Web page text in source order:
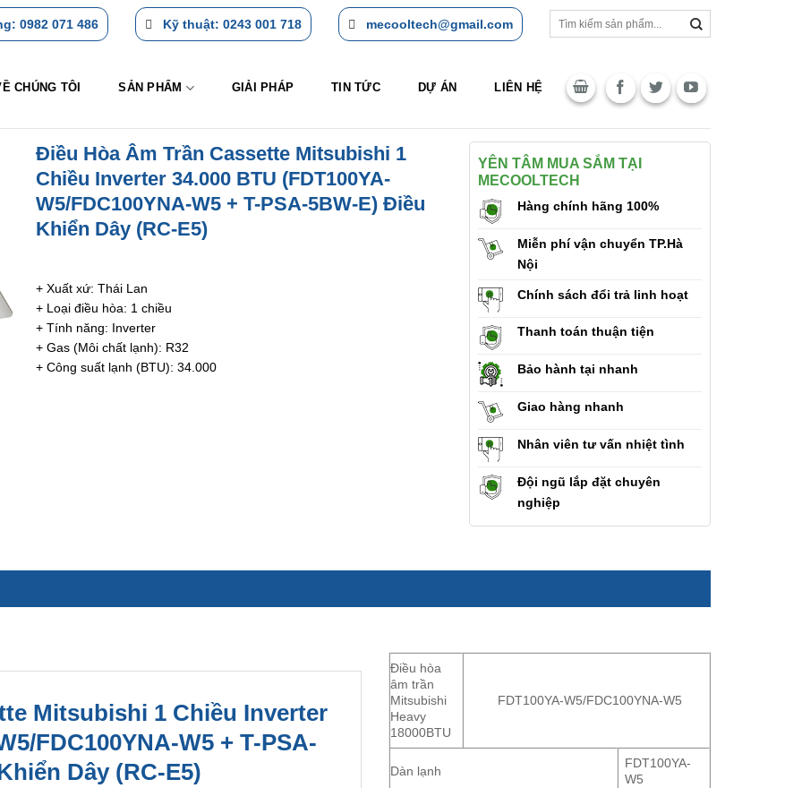
0982 071 486 Kỹ thuật: 0243 001 718 mecooltech@gmail.com
Tìm
CHÚNG TÔI SẢN PHẨM GIẢI PHÁP TIN TỨC DỰ ÁN LIÊN HỆ
Điều Hòa Âm Trần Cassette Mitsubishi 1
Chiều Inverter 34.000 BTU (FDT100YA-
W5/FDC100YNA-W5 + T-PSA-5BW-E) Điều
Khiển Dây (RC-E5)
+ Xuất xứ: Thái Lan
+ Loại điều hòa: 1 chiều
+ Tính năng: Inverter
+ Gas (Môi chất lạnh): R32
+ Công suất lạnh (BTU): 34.000
YÊN TÂM MUA SẮM TẠI
MECOOLTECH
Hàng chính hãng 100%
Miễn phí vận chuyển TP.Hà
Nội
Chính sách đổi trả linh hoạt
Thanh toán thuận tiện
Bảo hành tại nhanh
Giao hàng nhanh
Nhân viên tư vấn nhiệt tình
Đội ngũ lắp đặt chuyên
nghiệp
Mitsubishi 1 Chiều Inverter
FDC100YNA-W5 + T-PSA-
Dây (RC-E5)
Điều hòa
âm trần
Mitsubishi
Heavy
18000BTU
FDT100YA-W5/FDC100YNA-W5
Dàn lạnh
FDT100YA-
W5